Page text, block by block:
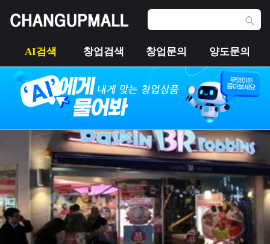
AI검색 창업검색 창업문의 양도문의